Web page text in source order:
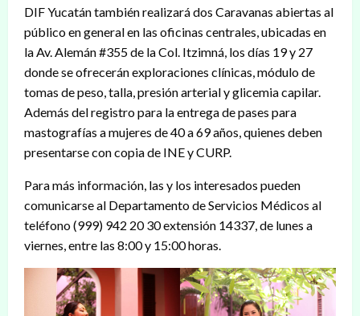
DIF Yucatán también realizará dos Caravanas abiertas al
público en general en las oficinas centrales, ubicadas en
la Av. Alemán #355 de la Col. Itzimná, los días 19 y 27
donde se ofrecerán exploraciones clínicas, módulo de
tomas de peso, talla, presión arterial y glicemia capilar.
Además del registro para la entrega de pases para
mastografías a mujeres de 40 a 69 años, quienes deben
presentarse con copia de INE y CURP.
Para más información, las y los interesados pueden
comunicarse al Departamento de Servicios Médicos al
teléfono (999) 942 20 30 extensión 14337, de lunes a
viernes, entre las 8:00 y 15:00 horas.